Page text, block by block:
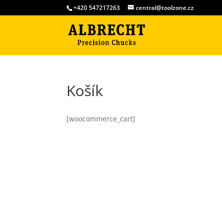
+420 547217263 central@toolzone.cz
Košík
[woocommerce_cart]